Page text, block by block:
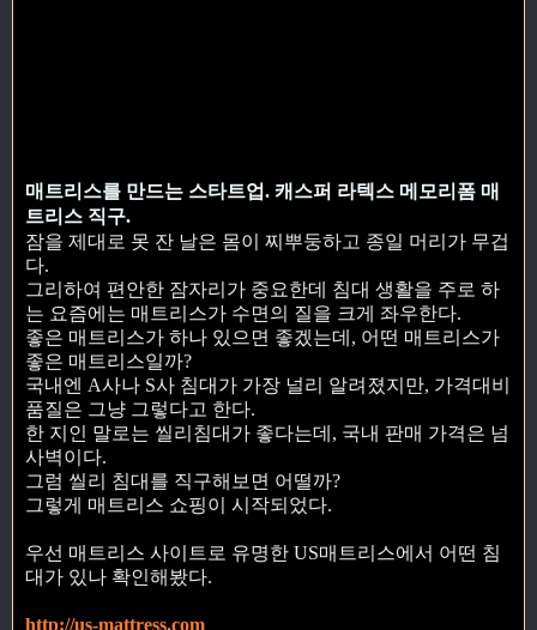
매트리스를 만드는 스타트업. 캐스퍼 라텍스 메모리폼 매
트리스 직구.
잠을 제대로 못 잔 날은 몸이 찌뿌둥하고 종일 머리가 무겁
다.
그리하여 편안한 잠자리가 중요한데 침대 생활을 주로 하
는 요즘에는 매트리스가 수면의 질을 크게 좌우한다.
좋은 매트리스가 하나 있으면 좋겠는데, 어떤 매트리스가
좋은 매트리스일까?
국내엔 A사나 S사 침대가 가장 널리 알려졌지만, 가격대비
품질은 그냥 그렇다고 한다.
한 지인 말로는 씰리침대가 좋다는데, 국내 판매 가격은 넘
사벽이다.
그럼 씰리 침대를 직구해보면 어떨까?
그렇게 매트리스 쇼핑이 시작되었다.
우선 매트리스 사이트로 유명한 US매트리스에서 어떤 침
대가 있나 확인해봤다.
http://us-mattress.com